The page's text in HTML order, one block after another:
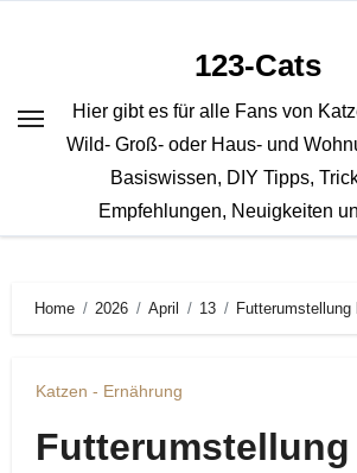
123-Cats
Hier gibt es für alle Fans von
Wild- Groß- oder Haus- und
Basiswissen, DIY Tipps,
Empfehlungen, Neuigkeiten
Home 2026 April 13 Futterumstellung
Katzen - Ernährung
Futterumstellung